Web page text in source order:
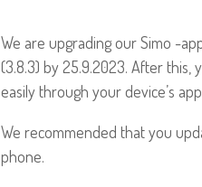
We are upgrading our Simo -
(3.8.3) by 25.9.2023. After this,
easily through your device’s
We recommended that you
phone.